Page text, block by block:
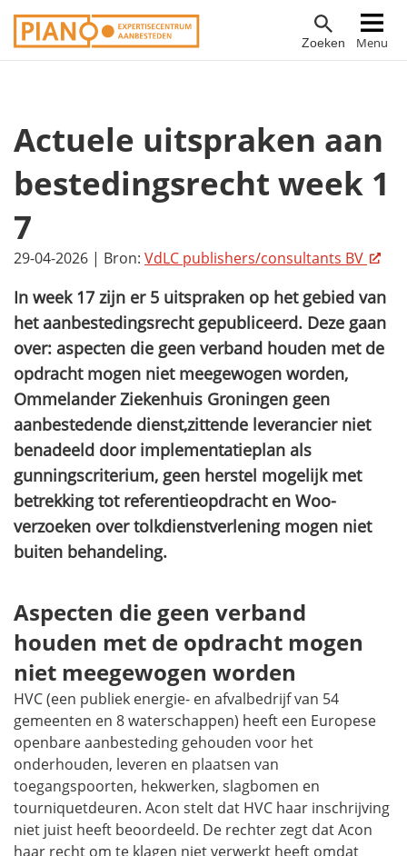
Overslaan
en
gaan
Zoeken Menu
Hoofdnavigatie
Actuele uitspraken aan
bestedingsrecht week 1
7
29-04-2026 | Bron: VdLC publishers/consultants BV
In week 17 zijn er 5 uitspraken op het gebied van
het aanbestedingsrecht gepubliceerd. Deze gaan
over: aspecten die geen verband houden met de
opdracht mogen niet meegewogen worden,
Ommelander Ziekenhuis Groningen geen
aanbestedende dienst,zittende leverancier niet
benadeeld door implementatieplan als
gunningscriterium, geen herstel mogelijk met
betrekking tot referentieopdracht en Woo-
verzoeken over tolkdienstverlening mogen niet
buiten behandeling.
Aspecten die geen verband
houden met de opdracht mogen
niet meegewogen worden
HVC (een publiek energie- en afvalbedrijf van 54
gemeenten en 8 waterschappen) heeft een Europese
openbare aanbesteding gehouden voor het
onderhouden, leveren en plaatsen van
toegangspoorten, hekwerken, slagbomen en
tourniquetdeuren. Acon stelt dat HVC haar inschrijving
niet juist heeft beoordeeld. De rechter zegt dat Acon
haar recht om te klagen niet verwerkt heeft omdat